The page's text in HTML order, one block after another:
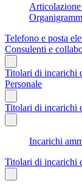
Telefono e posta
Consulenti e
Titolari di incarichi
Personale
Titolari di incarichi
Incarichi
Titolari di incarichi